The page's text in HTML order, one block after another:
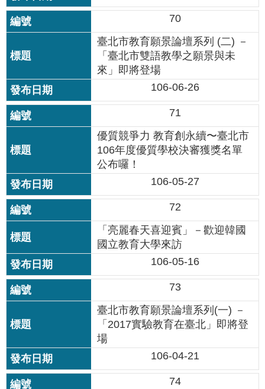
台
北
通
雙
詞
彙
私
及
網
站
安
全
政
著
作
權
明
政
府
網
70
臺北市教育願景論壇系列 (二) －
「臺北市雙語教學之願景與未
來」即將登場
106-06-26
71
優質競爭力 教育創永續〜臺北市
106年度優質學校決審獲獎名單
公布囉！
106-05-27
72
「亮麗春天喜迎賓」－歡迎韓國
國立教育大學來訪
106-05-16
73
臺北市教育願景論壇系列(一) －
「2017實驗教育在臺北」即將登
場
106-04-21
74